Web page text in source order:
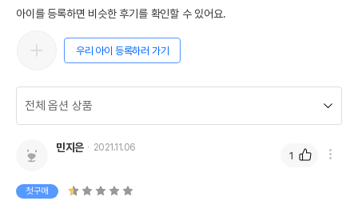
아이를 등록하면 비슷한 후기를 확인할 수 있어요.
우리 아이 등록하러 가기
민지은 2021.11.06
첫구매
1